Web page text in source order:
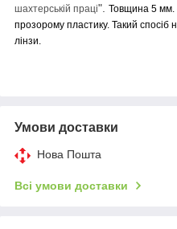
шахтерській праці". Товщина 5 мм.
прозорому пластику. Такий
лінзи.
Умови доставки
Нова Пошта
Всі умови доставки